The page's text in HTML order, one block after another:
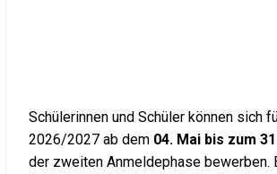
Schülerinnen und Schüler können sich
2026/2027 ab dem 04. Mai bis zum
der zweiten Anmeldephase bewerben.